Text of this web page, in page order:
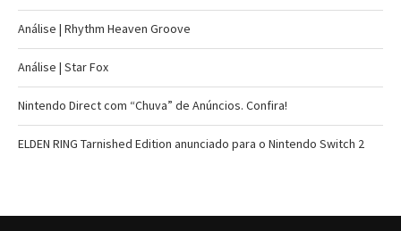
Análise | Rhythm Heaven Groove
Análise | Star Fox
Nintendo Direct com “Chuva” de Anúncios. Confira!
ELDEN RING Tarnished Edition anunciado para o Nintendo Switch 2